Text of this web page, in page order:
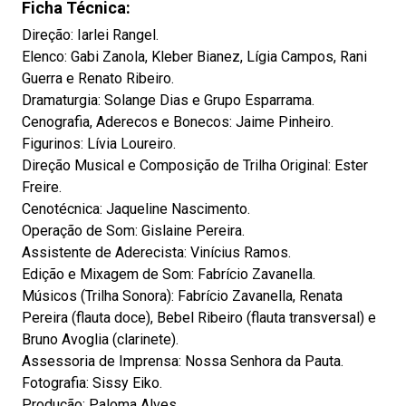
Ficha Técnica:
Direção: Iarlei Rangel.
Elenco: Gabi Zanola, Kleber Bianez, Lígia Campos, Rani
Guerra e Renato Ribeiro.
Dramaturgia: Solange Dias e Grupo Esparrama.
Cenografia, Aderecos e Bonecos: Jaime Pinheiro.
Figurinos: Lívia Loureiro.
Direção Musical e Composição de Trilha Original: Ester
Freire.
Cenotécnica: Jaqueline Nascimento.
Operação de Som: Gislaine Pereira.
Assistente de Aderecista: Vinícius Ramos.
Edição e Mixagem de Som: Fabrício Zavanella.
Músicos (Trilha Sonora): Fabrício Zavanella, Renata
Pereira (flauta doce), Bebel Ribeiro (flauta transversal) e
Bruno Avoglia (clarinete).
Assessoria de Imprensa: Nossa Senhora da Pauta.
Fotografia: Sissy Eiko.